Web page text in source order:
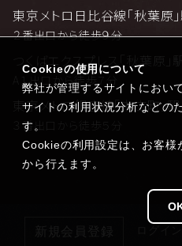
東京メトロ日比谷線「秋葉原
２番出口から徒歩９分
つくばエクスプレス「秋葉原」駅
A１出口から徒歩７分
東京メトロ銀座線「末広町」駅
３番出口から徒歩５分
Cookieの使用について
弊社が管理するサイトにおい
サイトの利用状況分析などの
す。
Cookieの利用設定は、お客様
から行えます。